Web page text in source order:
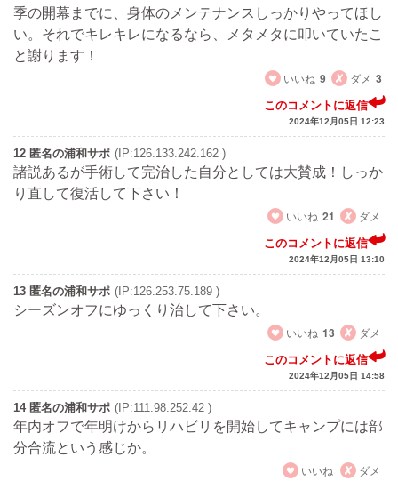
季の開幕までに、身体のメンテナンスしっかりやってほし
い。それでキレキレになるなら、メタメタに叩いていたこ
と謝ります！
いいね 9 ダメ 3
このコメントに返信
2024年12月05日 12:23
12 匿名の浦和サポ (IP:126.133.242.162 )
諸説あるが手術して完治した自分としては大賛成！しっか
り直して復活して下さい！
いいね 21 ダメ
このコメントに返信
2024年12月05日 13:10
13 匿名の浦和サポ (IP:126.253.75.189 )
シーズンオフにゆっくり治して下さい。
いいね 13 ダメ
このコメントに返信
2024年12月05日 14:58
14 匿名の浦和サポ (IP:111.98.252.42 )
年内オフで年明けからリハビリを開始してキャンプには部
分合流という感じか。
いいね
ダメ